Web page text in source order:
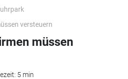
versteuern
müssen
5 min